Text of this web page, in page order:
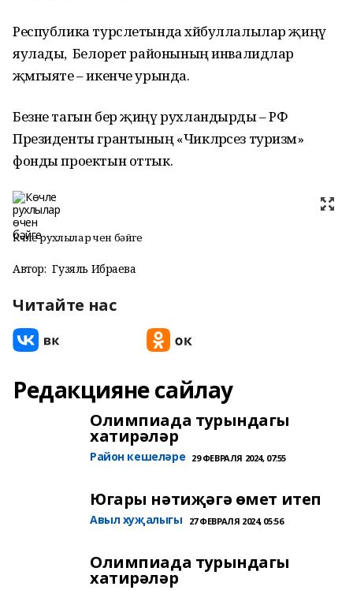
Республика турслетында хәйбуллалылар җиңү
яулады, ә Белорет районының инвалидлар
җәмгыяте – икенче урында.
Безне тагын бер җиңү рухландырды – РФ
Президенты грантының «Чикләрсез туризм»
фонды проектын оттык.
Көчле рухлылар өчен бәйге
Автор: Гузяль Ибраева
Читайте нас
Редакцияне сайлау
Олимпиада турындагы
хатирәләр
Район кешеләре 29 ФЕВРАЛЯ 2024, 07:55
Югары нәтиҗәгә өмет итеп
Авыл хуҗалыгы 27 ФЕВРАЛЯ 2024, 05:56
Олимпиада турындагы
хатирәләр